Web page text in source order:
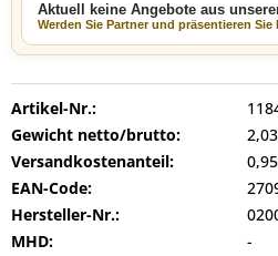
Aktuell keine Angebote aus
Werden Sie Partner und präsentieren Sie
Artikel-Nr.:
Gewicht netto/brutto:
Versandkostenanteil:
EAN-Code:
Hersteller-Nr.:
MHD:
-